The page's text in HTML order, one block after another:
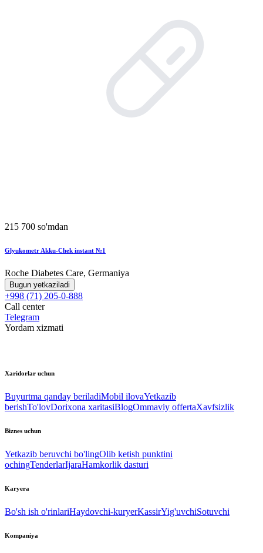
215 700 so'mdan
Glyukometr Akku-Chek instant №1
Roche Diabetes Care, Germaniya
Bugun yetkaziladi
+998 (71) 205-0-888
Call center
Telegram
Yordam xizmati
Xaridorlar uchun
Buyurtma qanday beriladiMobil ilovaYetkazib
berishTo'lovDorixona xaritasiBlogOmmaviy offertaXavfsizlik
Biznes uchun
Yetkazib beruvchi bo'lingOlib ketish punktini
ochingTenderlarIjaraHamkorlik dasturi
Karyera
Bo'sh ish o'rinlariHaydovchi-kuryerKassirYig'uvchiSotuvchi
Kompaniya